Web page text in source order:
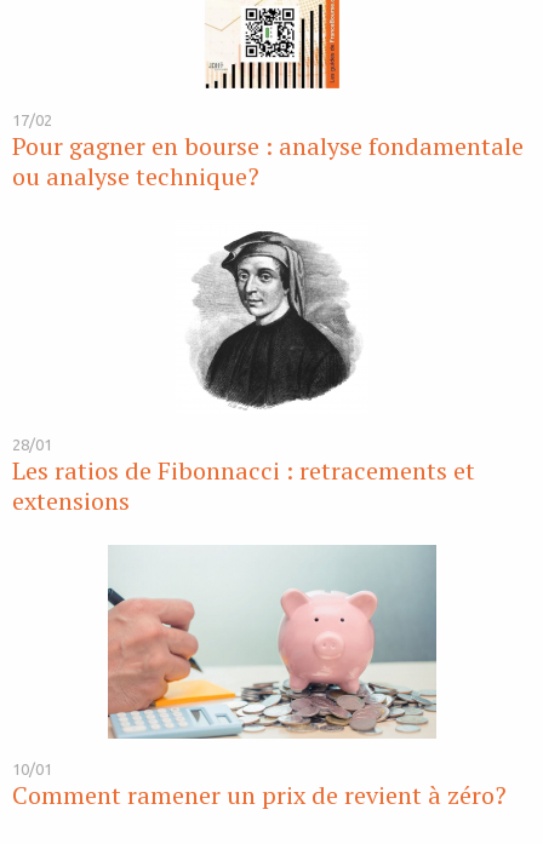
17/02
Pour gagner en bourse : analyse fondamentale
ou analyse technique?
28/01
Les ratios de Fibonnacci : retracements et
extensions
10/01
Comment ramener un prix de revient à zéro?